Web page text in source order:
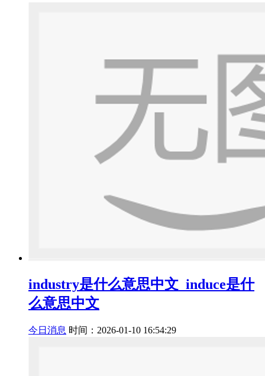
industry是什么意思中文_induce是什
么意思中文
今日消息 时间：2026-01-10 16:54:29